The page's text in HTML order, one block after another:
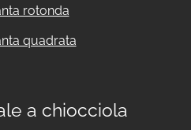
rotonda
quadrata
a chiocciola